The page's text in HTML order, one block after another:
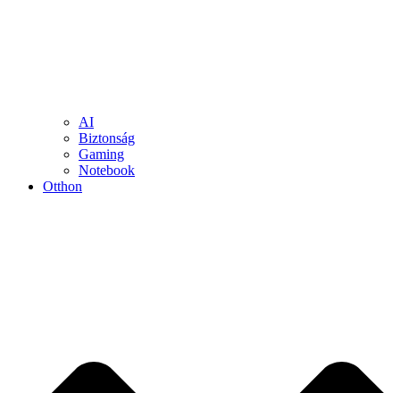
AI
Biztonság
Gaming
Notebook
Otthon